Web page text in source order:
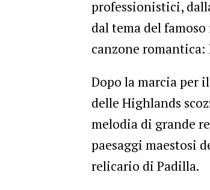
professionistici,
dal tema del
canzone
Dopo la marcia per
delle Highlands
melodia di grande
paesaggi maestosi
relicario di Padilla.